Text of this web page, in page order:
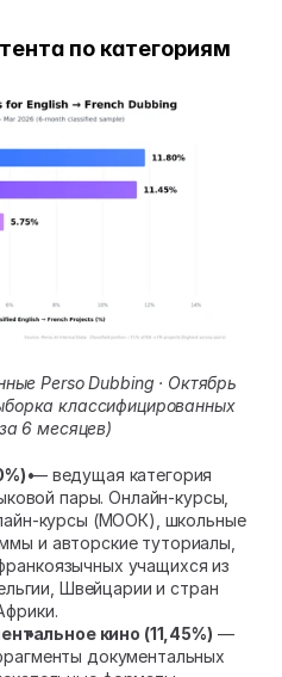
по категориям
Perso Dubbing · Октябрь
классифицированных
6 месяцев)
— ведущая категория
пары. Онлайн-курсы,
курсы (МООК), школьные
и авторские туториалы,
учащихся из
Швейцарии и стран
кино (11,45%) —
документальных